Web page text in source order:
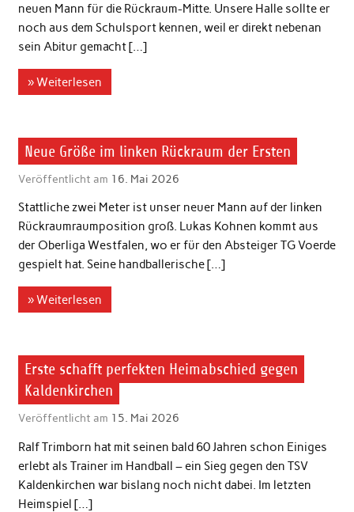
neuen Mann für die Rückraum-Mitte. Unsere Halle sollte er
noch aus dem Schulsport kennen, weil er direkt nebenan
sein Abitur gemacht […]
» Weiterlesen
1. Herren
Neue Größe im linken Rückraum der Ersten
Veröffentlicht am 16. Mai 2026
Stattliche zwei Meter ist unser neuer Mann auf der linken
Rückraumraumposition groß. Lukas Kohnen kommt aus
der Oberliga Westfalen, wo er für den Absteiger TG Voerde
gespielt hat. Seine handballerische […]
» Weiterlesen
1. Herren
Erste schafft perfekten Heimabschied gegen
Kaldenkirchen
Veröffentlicht am 15. Mai 2026
Ralf Trimborn hat mit seinen bald 60 Jahren schon Einiges
erlebt als Trainer im Handball – ein Sieg gegen den TSV
Kaldenkirchen war bislang noch nicht dabei. Im letzten
Heimspiel […]